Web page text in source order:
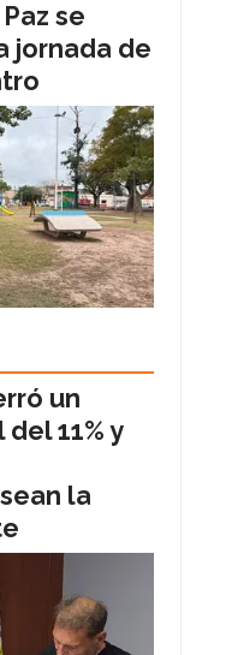
se
jornada de
un
11% y
la